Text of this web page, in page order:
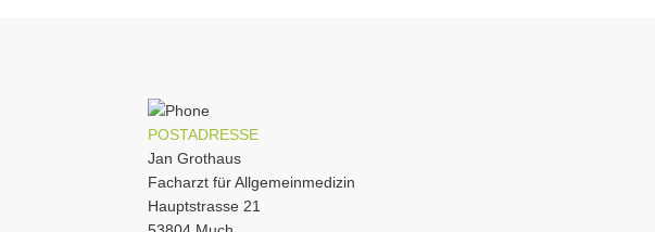
POSTADRESSE
Jan Grothaus
Facharzt für Allgemeinmedizin
Hauptstrasse 21